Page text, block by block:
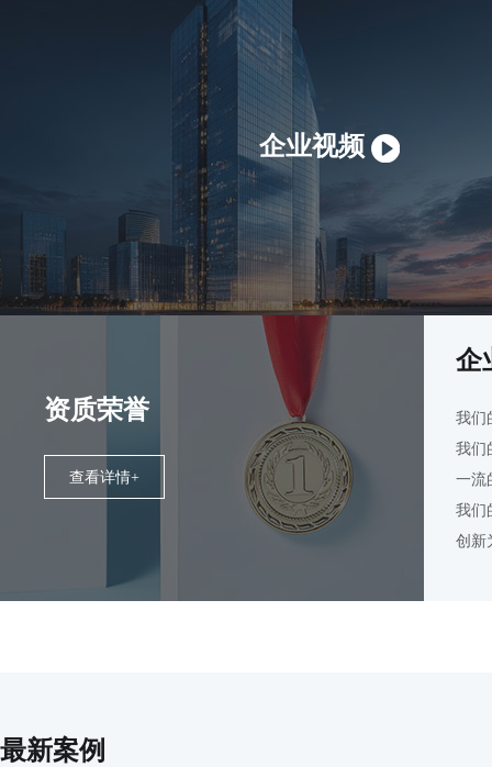
企业视频
资质荣誉
查看详情+
企
我们
我们
一流
我们
创新
最新案例